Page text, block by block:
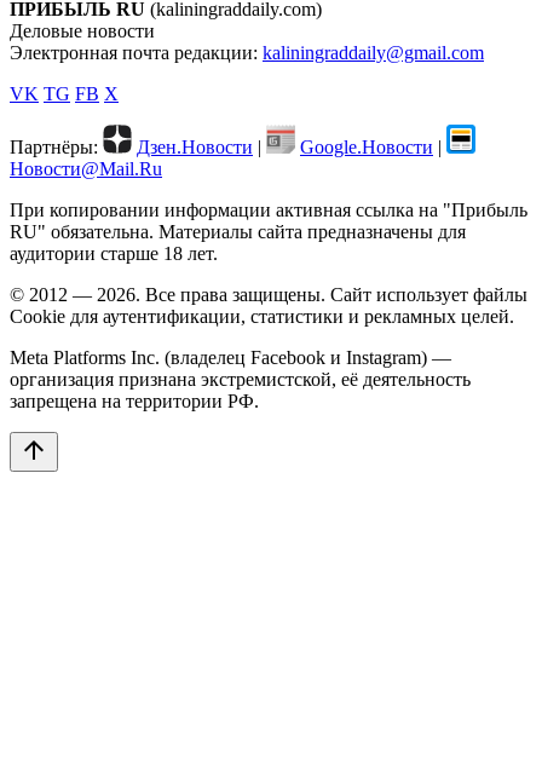
ПРИБЫЛЬ RU (kaliningraddaily.com)
Деловые новости
Электронная почта редакции: kaliningraddaily@gmail.com
VK TG FB X
Партнёры: Дзен.Новости | Google.Новости |
Новости@Mail.Ru
При копировании информации активная ссылка на "Прибыль
RU" обязательна. Материалы сайта предназначены для
аудитории старше 18 лет.
© 2012 — 2026. Все права защищены. Сайт использует файлы
Cookie для аутентификации, статистики и рекламных целей.
Meta Platforms Inc. (владелец Facebook и Instagram) —
организация признана экстремистской, её деятельность
запрещена на территории РФ.
arrow_upward